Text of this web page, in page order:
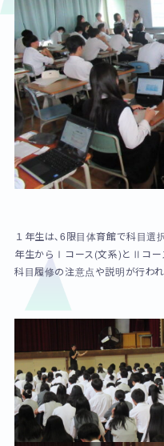
１年生は､6限目体育館で科目選
年生からⅠコース(文系)とⅡコー
科目履修の注意点や説明が行わ